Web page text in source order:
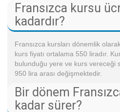
Fransızca kursu
kadardır?
Fransızca kursları dönemlik
kurs fiyatı ortalama 550 liradır.
bulunduğu yere ve kurs vereceği
950 lira arası değişmektedir.
Bir dönem
kadar sürer?